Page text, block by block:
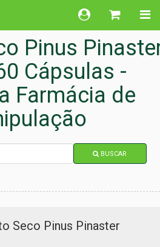
BUSCAR
Seco Pinus Pinaster